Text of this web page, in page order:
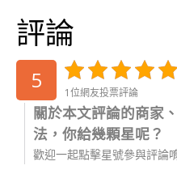
評論
5 1位網友投票評論
關於本文評論的商家
法，你給幾顆星呢？
歡迎一起點擊星號參與評論